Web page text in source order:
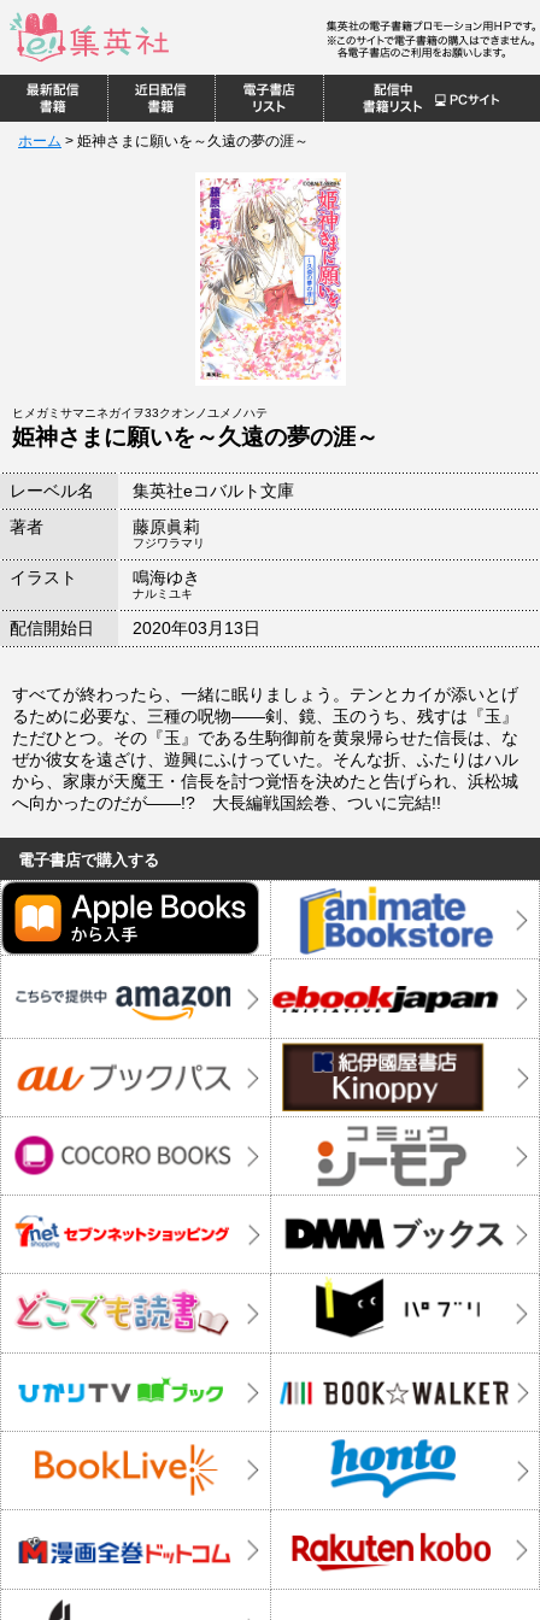
ホーム > 姫神さまに願いを～久遠の夢の涯～
ヒメガミサマニネガイヲ33クオンノユメノハテ
姫神さまに願いを～久遠の夢の涯～
レーベル名
集英社eコバルト文庫
著者
藤原眞莉
フジワラマリ
イラスト 鳴海ゆき
ナルミユキ
配信開始日 2020年03月13日
すべてが終わったら、一緒に眠りましょう。テンとカイが添いとげ
るために必要な、三種の呪物――剣、鏡、玉のうち、残すは『玉』
ただひとつ。その『玉』である生駒御前を黄泉帰らせた信長は、な
ぜか彼女を遠ざけ、遊興にふけっていた。そんな折、ふたりはハル
から、家康が天魔王・信長を討つ覚悟を決めたと告げられ、浜松城
へ向かったのだが――!? 大長編戦国絵巻、ついに完結!!
電子書店で購入する